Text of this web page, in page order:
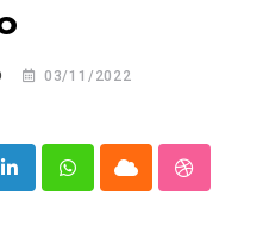
03/11/2022
LinkedInWhatsappCloud